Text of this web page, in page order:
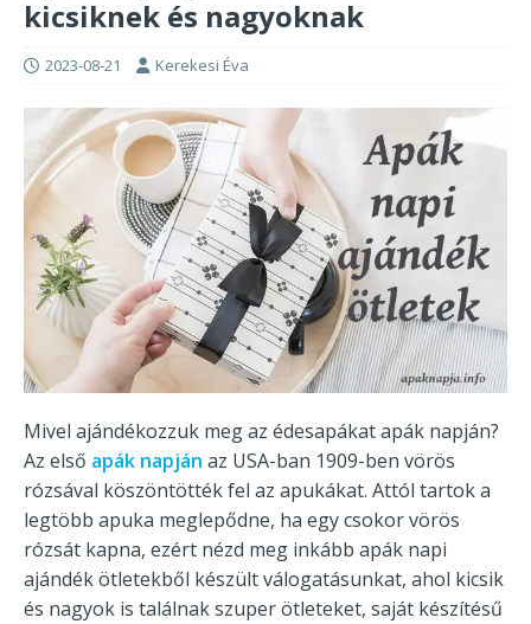
kicsiknek és nagyoknak
2023-08-21 Kerekesi Éva
Mivel ajándékozzuk meg az édesapákat apák napján?
Az első apák napján az USA-ban 1909-ben vörös
rózsával köszöntötték fel az apukákat. Attól tartok a
legtöbb apuka meglepődne, ha egy csokor vörös
rózsát kapna, ezért nézd meg inkább apák napi
ajándék ötletekből készült válogatásunkat, ahol kicsik
és nagyok is találnak szuper ötleteket, saját készítésű